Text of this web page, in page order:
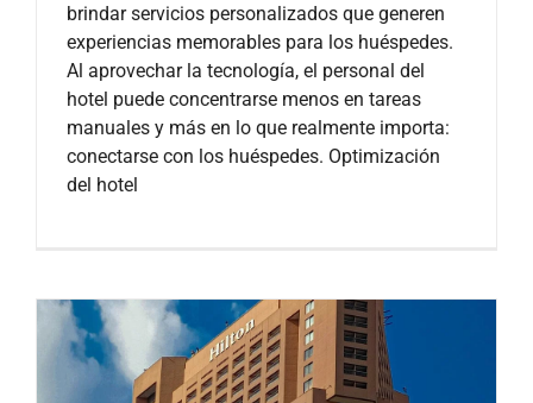
brindar servicios personalizados que generen
experiencias memorables para los huéspedes.
Al aprovechar la tecnología, el personal del
hotel puede concentrarse menos en tareas
manuales y más en lo que realmente importa:
conectarse con los huéspedes. Optimización
del hotel